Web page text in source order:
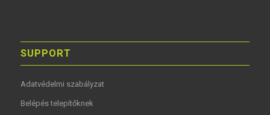
SUPPORT
Adatvédelmi szabályzat
Belépés telepítőknek